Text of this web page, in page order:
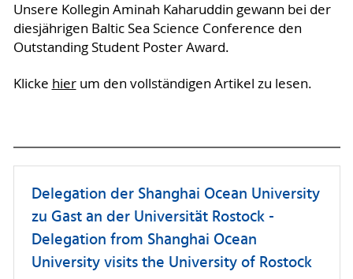
Unsere Kollegin Aminah Kaharuddin gewann bei der
diesjährigen Baltic Sea Science Conference den
Outstanding Student Poster Award.
Klicke hierum den vollständigen Artikel zu lesen.
Delegation der Shanghai Ocean University
zu Gast an der Universität Rostock -
Delegation from Shanghai Ocean
University visits the University of Rostock